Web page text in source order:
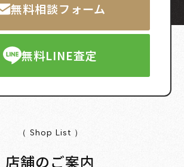
無料相談フォーム
無料LINE査定
（ Shop List ）
店舗のご案内